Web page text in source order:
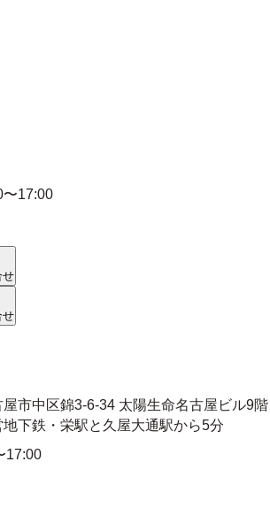
〜17:00
せ
せ
市中区錦3-6-34 太陽生命名古屋ビル9階
下鉄・栄駅と久屋大通駅から5分
17:00